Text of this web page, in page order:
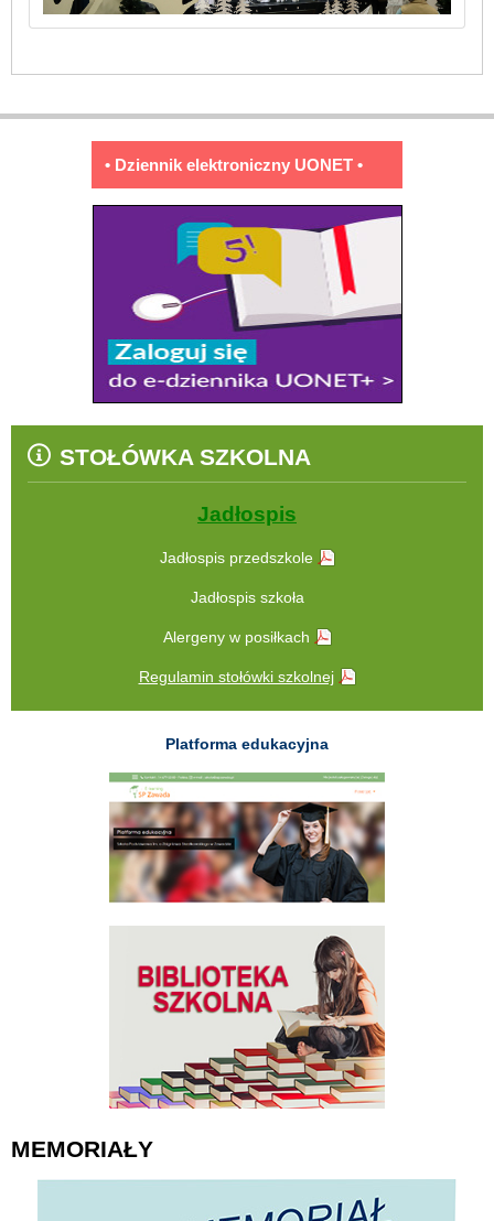
• Dziennik elektroniczny UONET •
STOŁÓWKA SZKOLNA
Jadłospis
Jadłospis przedszkole
Jadłospis szkoła
Alergeny w posiłkach
Regulamin stołówki szkolnej
Platforma edukacyjna
MEMORIAŁY